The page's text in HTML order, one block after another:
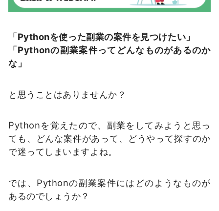
「Pythonを使った副業の案件を見つけたい」
「Pythonの副業案件ってどんなものがあるのか
な」
と思うことはありませんか？
Pythonを覚えたので、副業をしてみようと思っ
ても、どんな案件があって、どうやって探すのか
で迷ってしまいますよね。
では、Pythonの副業案件にはどのようなものが
あるのでしょうか？